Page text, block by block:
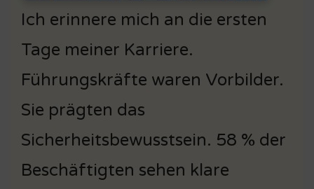
Ich erinnere mich an die ersten
Tage meiner Karriere.
Führungskräfte waren Vorbilder.
Sie prägten das
Sicherheitsbewusstsein. 58 % der
Beschäftigten sehen klare